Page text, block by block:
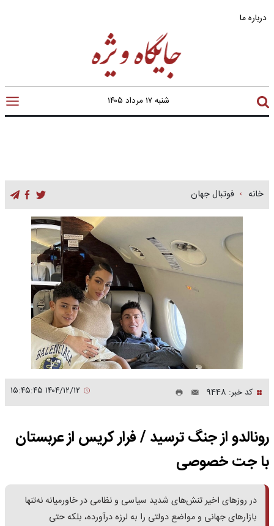
درباره ما
شنبه ۱۷ مرداد ۱۴۰۵
خانه فوتبال جهان
کد خبر: 9448
رونالدو از جنگ ترسید / فرار کریس از عربستان
با جت خصوصی
در روزهای اخیر تنش‌های شدید سیاسی و نظامی در خاورمیانه نه‌تنها
بازارهای جهانی و مواضع دولتی را به لرزه درآورده، بلکه حتی